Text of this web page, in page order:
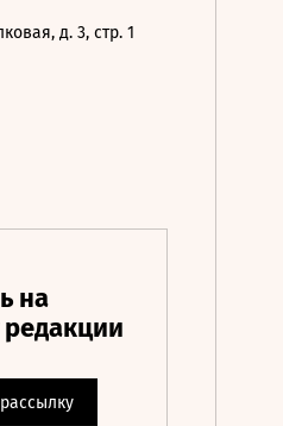
д. 3, стр. 1